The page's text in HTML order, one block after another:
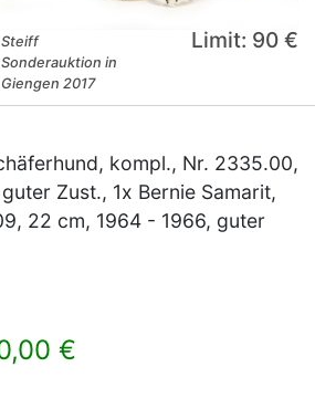
Steiff
Sonderauktion in
Giengen 2017
Limit: 90 €
kompl., Nr. 2335.00,
Zust., 1x Bernie Samarit,
22 cm, 1964 - 1966, guter
€